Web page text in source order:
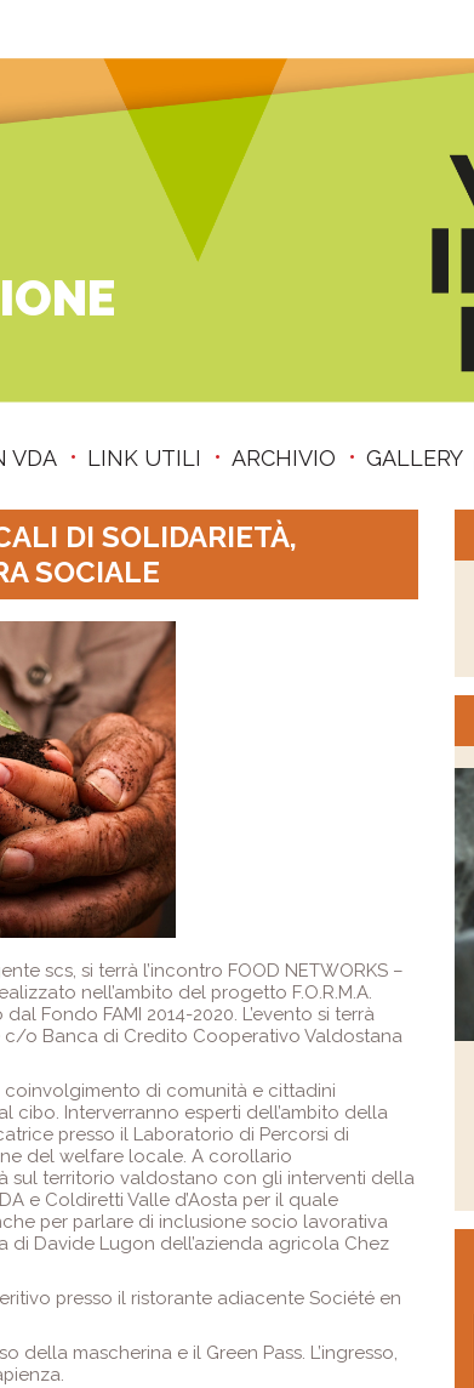
VDA LINK UTILI ARCHIVIO GALLERY
DI SOLIDARIETÀ,
SOCIALE
scs, si terrà l’incontro FOOD NETWORKS –
nell’ambito del progetto F.O.R.M.A.
Fondo FAMI 2014-2020. L’evento si terrà
c/o Banca di Credito Cooperativo Valdostana
di comunità e cittadini
cibo. Interverranno esperti dell’ambito della
presso il Laboratorio di Percorsi di
del welfare locale. A corollario
sul territorio valdostano con gli interventi della
e Coldiretti Valle d’Aosta per il quale
per parlare di inclusione socio lavorativa
Davide Lugon dell’azienda agricola Chez
presso il ristorante adiacente Société en
della mascherina e il Green Pass. L’ingresso,